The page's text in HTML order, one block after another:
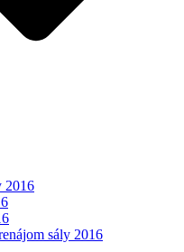
2016
sály 2016